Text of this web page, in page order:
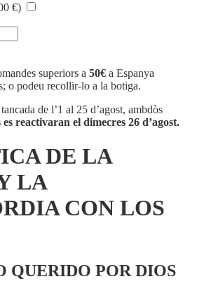
€)
superiors a 50€ a Espanya
o podeu recollir-lo a la botiga.
de l’1 al 25 d’agost, ambdòs
reactivaran el dimecres 26 d’agost.
DE LA
LA
CON LOS
QUERIDO POR DIOS